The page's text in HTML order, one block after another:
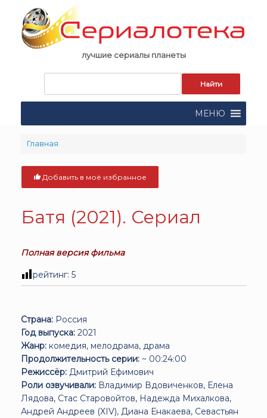
content
лучшие сериалы планеты
поиска:
МЕНЮ
Главная
Добавить в моё избранное
Батя (2021). Сериал
Полная версия фильма
рейтинг: 5
Страна: Россия
Год выпуска: 2021
Жанр: комедия, мелодрама, драма
Продолжительность серии: ~ 00:24:00
Режиссёр: Дмитрий Ефимович
Роли озвучивали: Владимир Вдовиченков, Елена
Лядова, Стас Старовойтов, Надежда Михалкова,
Андрей Андреев (ХIV), Диана Енакаева, Севастьян